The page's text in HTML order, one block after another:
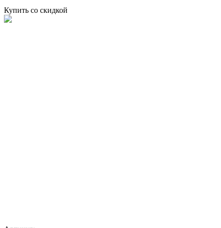
Купить со скидкой